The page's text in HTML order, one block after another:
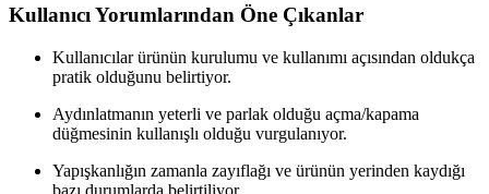
Kullanıcı Yorumlarından Öne Çıkanlar
Kullanıcılar ürünün kurulumu ve kullanımı açısından oldukça
pratik olduğunu belirtiyor.
Aydınlatmanın yeterli ve parlak olduğu açma/kapama
düğmesinin kullanışlı olduğu vurgulanıyor.
Yapışkanlığın zamanla zayıflağı ve ürünün yerinden kaydığı
bazı durumlarda belirtiliyor.